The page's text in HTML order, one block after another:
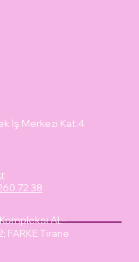
İş Merkezi Kat:4
72 38
AL-
FARKE Tirane